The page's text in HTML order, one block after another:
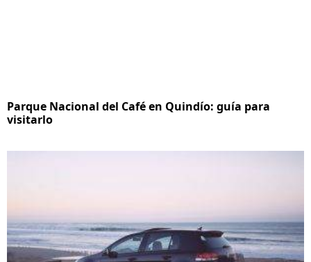
Parque Nacional del Café en Quindío: guía para
visitarlo